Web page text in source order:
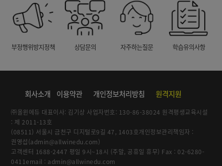
부정행위방지정책 상담문의 자주하는질문 학습유의사항
회사소개 이용약관 개인정보처리방침 원격지원
㈜올윈에듀 대표이사: 김기상 사업자번호: 130-86-38024 원격평생교육시설
: 제 2011-13호
(08511) 서울시 금천구 디지털로9길 47, 1403호개인정보관리책임자 :
권영섭(admin@allwinedu.com)
고객센터 1688-2447 평일 9시~18시 (주말, 공휴일 휴무) Fax : 02-6280-
0411email : admin@allwinedu.com